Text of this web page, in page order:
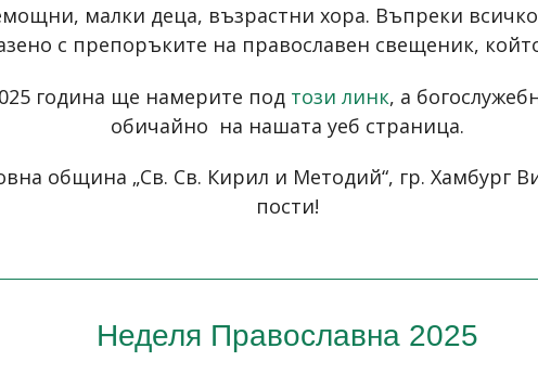
малки деца, възрастни хора. Въпреки
с препоръките на православен свещеник,
година ще намерите под този линк, а
обичайно на нашата уеб страница.
община „Св. Св. Кирил и Методий“, гр. Хамбург
пости!
Неделя Православна 2025